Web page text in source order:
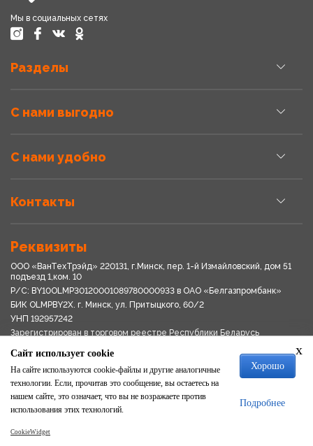
Мы в социальных сетях
Разделы
С нами выгодно
С нами удобно
Контакты
Реквизиты
ООО «ВанТехТрэйд» 220131, г.Минск, пер. 1-й Измайловский, дом 51
подъезд 1,ком. 10
Р/С: BY10OLMP30120001089780000933 в OАО «Белгазпромбанк»
БИК OLMPBY2X. г. Минск, ул. Притыцкого, 60/2
УНП 192957242
Зарегистрирован в торговом реестре Республики Беларусь
Свидетельство о регистрации № 192957242выдано 18.08.2017
Мингориспоплком
Политика обработки персональных данных
Положение о системе видеонаблюдения
Политика в отношении обработки файлов cookie
x
Сайт использует cookie
На сайте используются cookie-файлы и другие аналогичные
технологии. Если, прочитав это сообщение, вы остаетесь на
нашем сайте, это означает, что вы не возражаете против
использования этих технологий.
Хорошо
Подробнее
CookieWidget